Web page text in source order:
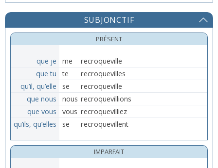
SUBJONCTIF
PRÉSENT
que je me
recroqueville
que tu
te
recroquevilles
qu’il, qu’elle
se
recroqueville
que nous
nous recroquevillions
que vous
vous recroquevilliez
qu’ils, qu’elles
se recroquevillent
IMPARFAIT